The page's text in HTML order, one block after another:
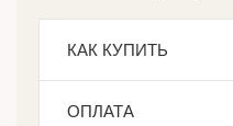
КАК КУПИТЬ
ОПЛАТА